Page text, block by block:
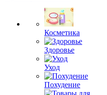
Косметика
Здоровье
Уход
Похудение